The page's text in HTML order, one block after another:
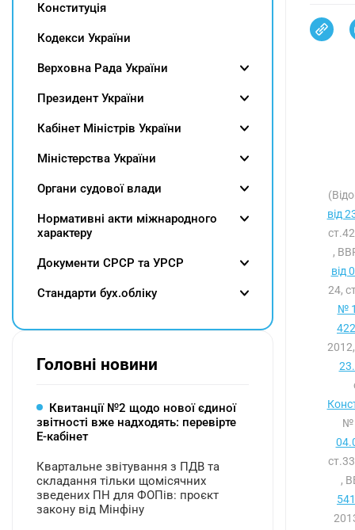
від
,
від
24,
№
№
,
Конституція
Кодекси України
Верховна Рада України
Президент України
Кабінет Міністрів України
Міністерства України
Органи судової влади
Нормативні акти міжнародного
характеру
Документи СРСР та УРСР
Cтандарти бух.обліку
Головні новини
Квитанції №2 щодо нової єдиної
звітності вже надходять: перевірте
Е-кабінет
Квартальне звітування з ПДВ та
складання тільки щомісячних
зведених ПН для ФОПів: проєкт
закону від Мінфіну